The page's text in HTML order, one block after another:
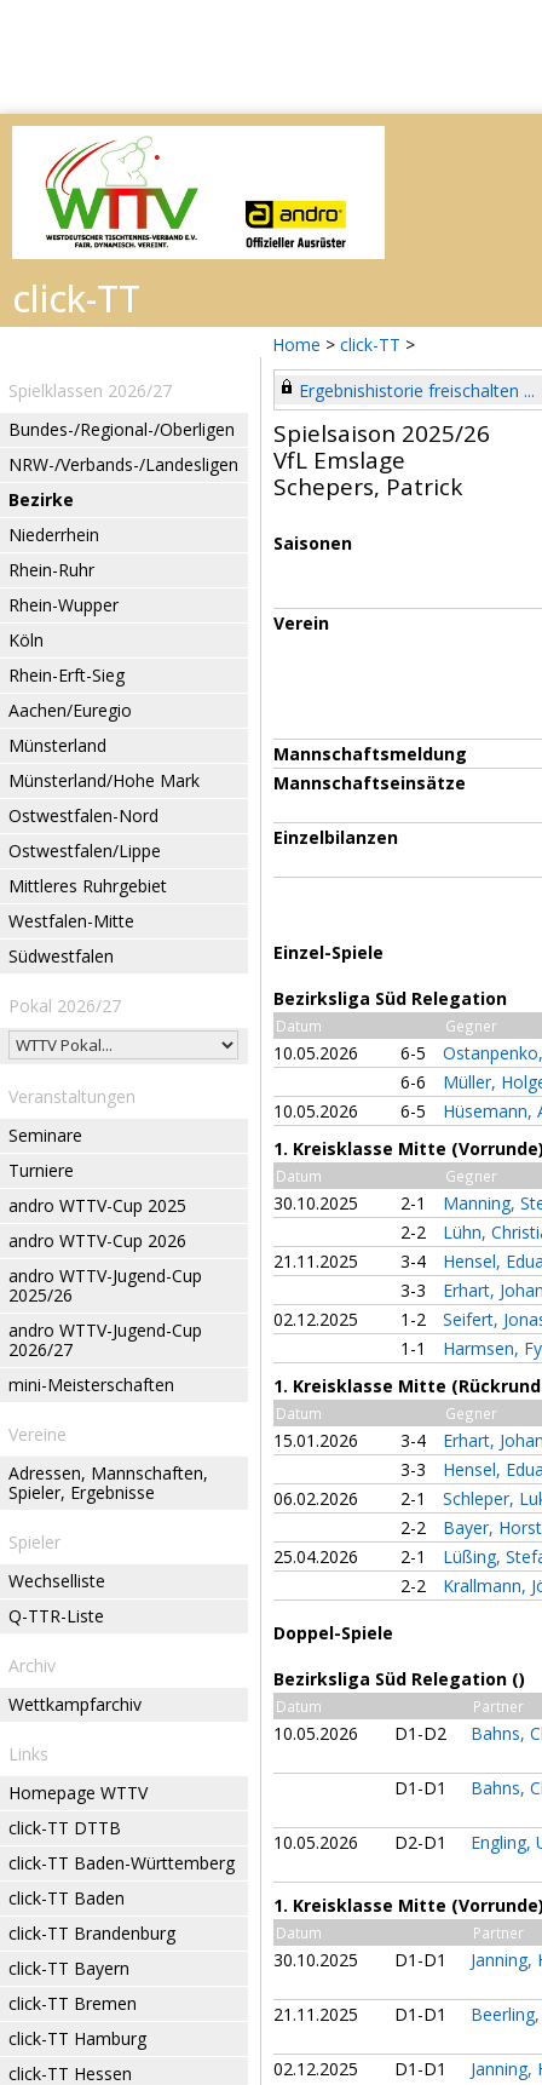
Home > click-TT >
Spielklassen 2026/27
Bundes-/Regional-/Oberligen
NRW-/Verbands-/Landesligen
Bezirke
Niederrhein
Rhein-Ruhr
Rhein-Wupper
Köln
Rhein-Erft-Sieg
Aachen/Euregio
Münsterland
Münsterland/Hohe Mark
Ostwestfalen-Nord
Ostwestfalen/Lippe
Mittleres Ruhrgebiet
Westfalen-Mitte
Südwestfalen
Pokal 2026/27
Veranstaltungen
Seminare
Turniere
andro WTTV-Cup 2025
andro WTTV-Cup 2026
andro WTTV-Jugend-Cup
2025/26
andro WTTV-Jugend-Cup
2026/27
mini-Meisterschaften
Vereine
Adressen, Mannschaften,
Spieler, Ergebnisse
Spieler
Wechselliste
Q-TTR-Liste
Archiv
Wettkampfarchiv
Links
Homepage WTTV
click-TT DTTB
click-TT Baden-Württemberg
click-TT Baden
click-TT Brandenburg
click-TT Bayern
click-TT Bremen
click-TT Hamburg
click-TT Hessen
Ergebnishistorie freischalten ...
Spielsaison 2025/26
VfL Emslage
Schepers, Patrick
Saisonen
Verein
Mannschaftsmeldung
Mannschaftseinsätze
Einzelbilanzen
Einzel-Spiele
Bezirksliga Süd Relegation
Datum Gegner
10.05.2026 6-5
6-6
Müller,
10.05.2026
6-5
Hüsemann,
1. Kreisklasse Mitte
Datum Gegner
30.10.2025 2-1
Manning,
2-2
Lühn,
21.11.2025
3-4
Hensel,
3-3
Erhart,
02.12.2025
1-2
Seifert,
1-1
Harmsen,
1. Kreisklasse Mitte
Datum Gegner
15.01.2026 3-4
Erhart,
3-3
Hensel,
06.02.2026
2-1
Schleper,
2-2
Bayer,
25.04.2026
2-1
Lüßing,
2-2
Krallmann,
Doppel-Spiele
Bezirksliga Süd Relegation ()
Datum Partner
10.05.2026 D1-D2 Bahns,
D1-D1 Bahns,
10.05.2026 D2-D1 Engling,
1. Kreisklasse Mitte
Datum Partner
30.10.2025 D1-D1
21.11.2025 D1-D1
02.12.2025 D1-D1